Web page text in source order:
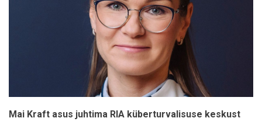
Mai Kraft asus juhtima RIA küberturvalisuse keskust